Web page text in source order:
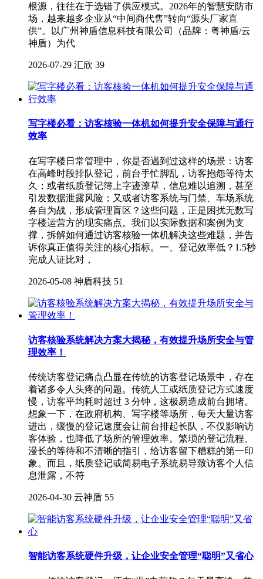
根源，往往在于选错了供应模式。2026年的智慧安防市
场，越来越多企业从“中间商代售”转向“源头厂家直
供”。以广州神盾信息科技有限公司（品牌：粤神盾/云
神盾）为代
2026-07-29 汇欣 39
写字楼必看：访客核验一体机如何提升安全保障与通行
效率
在写字楼日常管理中，你是否遇到过这样的场景：访客
在高峰时段排队登记，前台手忙脚乱，访客抱怨等待太
久；或者纸质登记簿上字迹潦草，信息难以追溯，甚至
引发数据泄露风险；又或者访客系统与门禁、车场系统
各自为战，形成管理盲区？这些问题，正是困扰无数写
字楼运营方的现实痛点。我们以实际数据和案例为支
撑，拆解如何通过访客核验一体机解决这些难题，并告
诉你真正值得关注的核心指标。一、登记效率低？1.5秒
完成人证比对，
2026-05-08 神盾科技 51
访客核验系统解决方案大揭秘，有效提升场所安全与管
理效率！
传统访客登记痛点凸显在传统的访客登记场景中，存在
着诸多令人头疼的问题。传统人工或纸质登记方式速度
慢，访客平均耗时超过 3 分钟，这极易造成前台拥堵。
想象一下，在政府机构、写字楼等场所，每天大量访客
进出，缓慢的登记速度会让前台排起长队，不仅影响访
客体验，也降低了场所的管理效率。繁琐的登记流程、
漫长的等待和不清晰的指引，给访客留下糟糕的第一印
象。而且，纸质登记或简易电子系统易导致访客个人信
息泄露，不符
2026-04-30 云神盾 55
智能访客系统硬件升级，让企业安全管理“聪明”又省心